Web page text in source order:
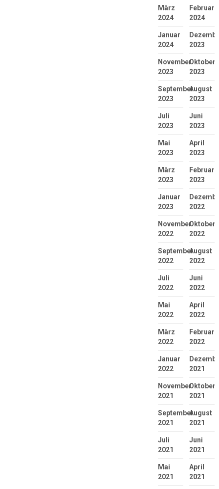
März
2024
Februar
2024
Januar
2024
2023
November
2023
Oktober
2023
September
2023
August
2023
Juli
2023
Juni
2023
Mai
2023
April
2023
März
2023
Februar
2023
Januar
2023
2022
November
2022
Oktober
2022
September
2022
August
2022
Juli
2022
Juni
2022
Mai
2022
April
2022
März
2022
Februar
2022
Januar
2022
2021
November
2021
Oktober
2021
September
2021
August
2021
Juli
2021
Juni
2021
Mai
2021
April
2021